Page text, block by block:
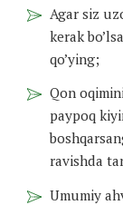
Agar siz
kerak
qo’ying;
Qon
paypoq
ravishda
Umumiy